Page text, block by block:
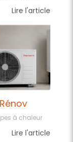
Lire l'article
à chaleur
Lire l'article